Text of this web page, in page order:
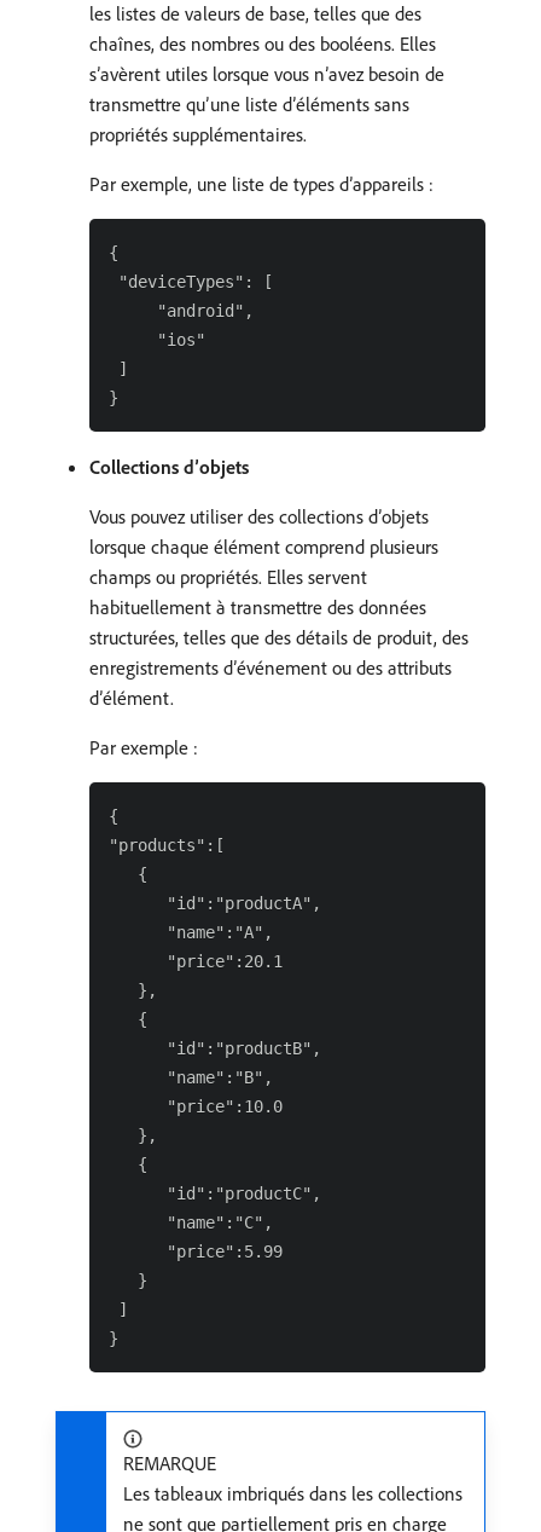
les listes de valeurs de base, telles que des
chaînes, des nombres ou des booléens. Elles
s’avèrent utiles lorsque vous n’avez besoin de
transmettre qu’une liste d’éléments sans
propriétés supplémentaires.
Par exemple, une liste de types d’appareils :
{
"deviceTypes": [
     "android",
     "ios"
]
Collections d’objets
Vous pouvez utiliser des collections d’objets
lorsque chaque élément comprend plusieurs
champs ou propriétés. Elles servent
habituellement à transmettre des données
structurées, telles que des détails de produit, des
enregistrements d’événement ou des attributs
d’élément.
Par exemple :
{
"products":[
   {
      "id":"productA",
      "name":"A",
      "price":20.1
   },
   {
      "id":"productB",
      "name":"B",
      "price":10.0
   },
   {
      "id":"productC",
      "name":"C",
      "price":5.99
   }
]
REMARQUE
Les tableaux imbriqués dans les collections
ne sont que partiellement pris en charge